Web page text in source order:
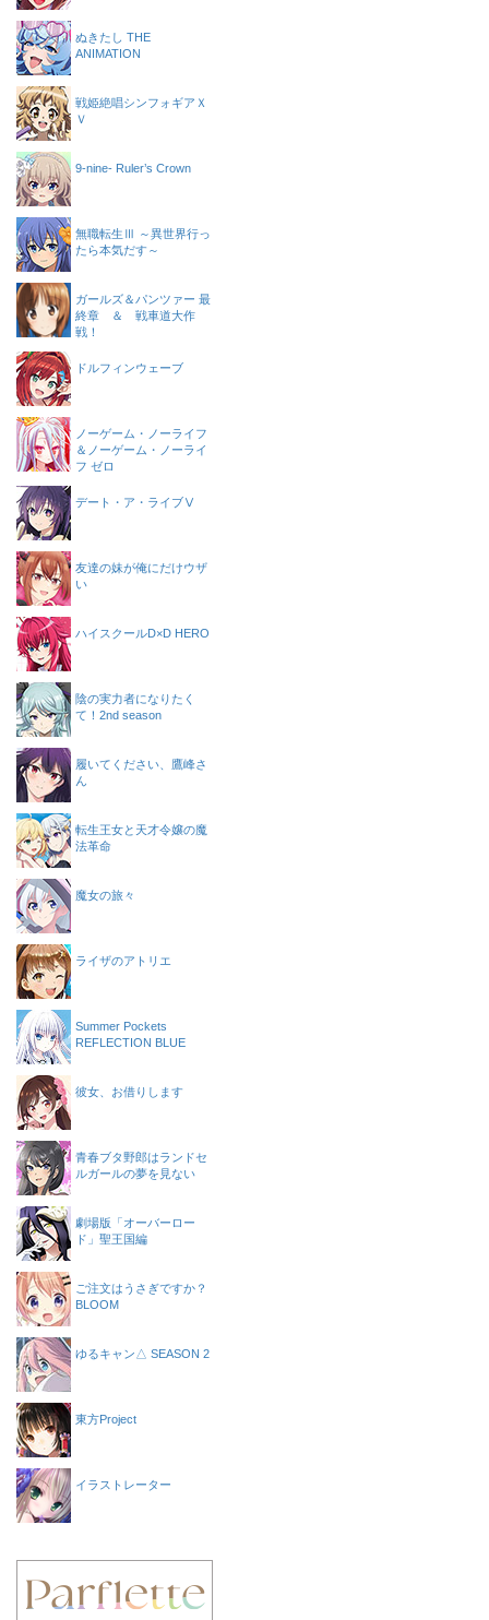
ぬきたし THE
ANIMATION
戦姫絶唱シンフォギアＸ
Ｖ
9-nine- Ruler’s Crown
無職転生Ⅲ ～異世界行っ
たら本気だす～
ガールズ＆パンツァー 最
終章 ＆ 戦車道大作
戦！
ドルフィンウェーブ
ノーゲーム・ノーライフ
＆ノーゲーム・ノーライ
フ ゼロ
デート・ア・ライブⅤ
友達の妹が俺にだけウザ
い
ハイスクールD×D HERO
陰の実力者になりたく
て！2nd season
履いてください、鷹峰さ
ん
転生王女と天才令嬢の魔
法革命
魔女の旅々
ライザのアトリエ
Summer Pockets
REFLECTION BLUE
彼女、お借りします
青春ブタ野郎はランドセ
ルガールの夢を見ない
劇場版「オーバーロー
ド」聖王国編
ご注文はうさぎですか？
BLOOM
ゆるキャン△ SEASON 2
東方Project
イラストレーター